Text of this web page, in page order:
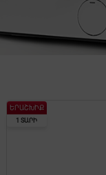
ԵՐԱՇԽԻՔ
1 ՏԱՐԻ